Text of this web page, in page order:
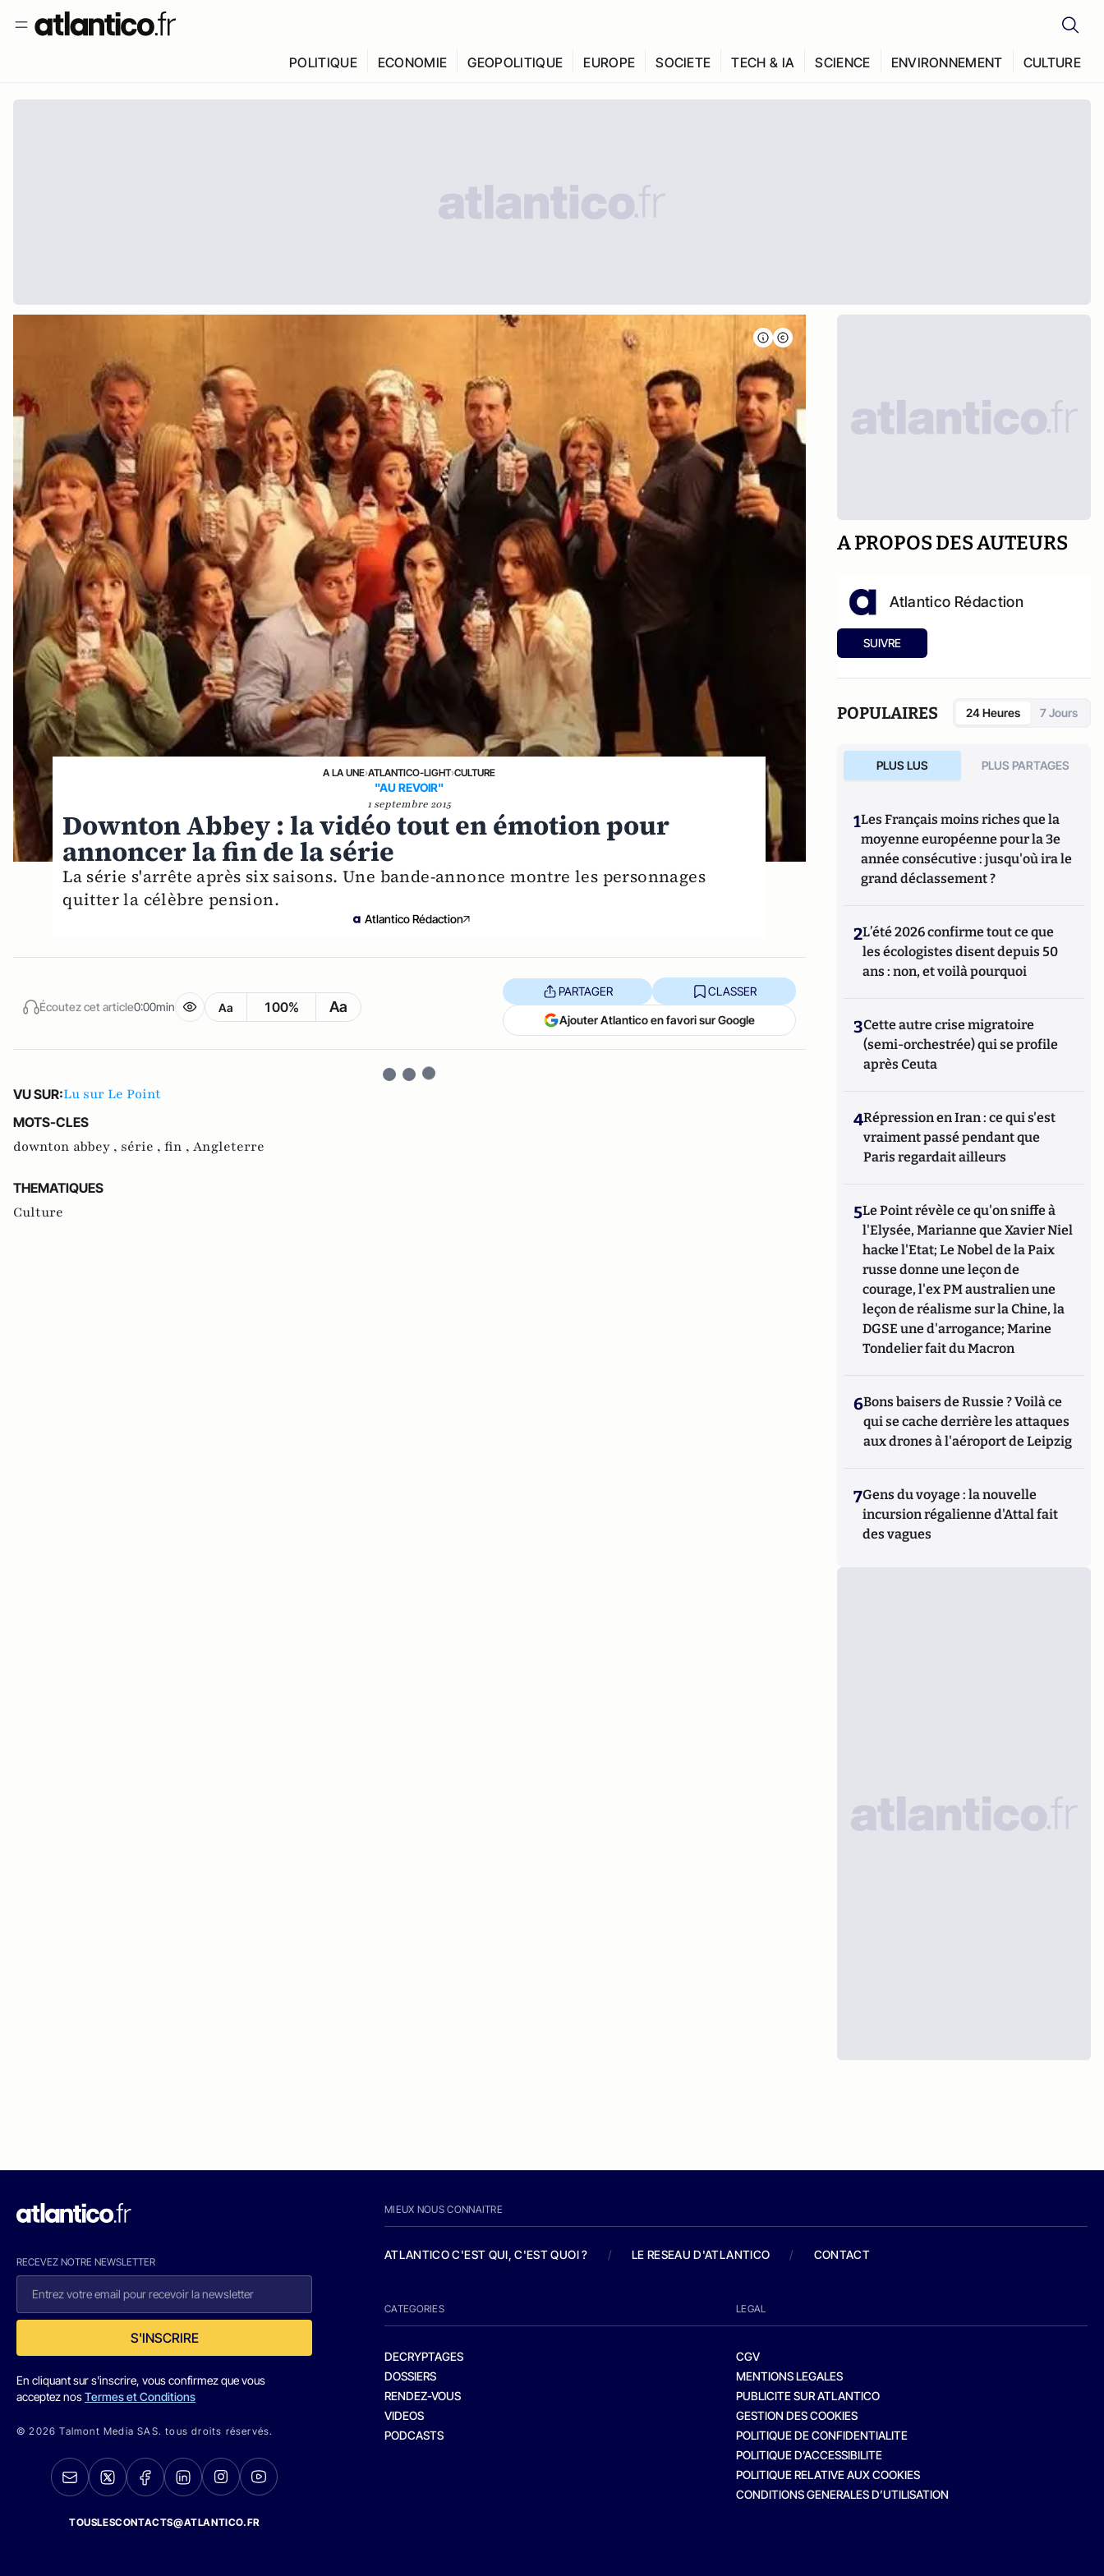
POLITIQUE ECONOMIE GEOPOLITIQUE EUROPE SOCIETE TECH & IA SCIENCE ENVIRONNEMENT CULTURE
A LA UNE›ATLANTICO-LIGHT›CULTURE
"AU REVOIR"
1 septembre 2015
Downton Abbey : la vidéo tout en émotion pour
annoncer la fin de la série
La série s'arrête après six saisons. Une bande-annonce montre les personnages
quitter la célèbre pension.
Atlantico Rédaction
Écoutez cet article0:00min Aa 100% Aa
PARTAGER CLASSER
Ajouter Atlantico en favori sur Google
VU SUR:Lu sur Le Point
MOTS-CLES
downton abbey , série , fin , Angleterre
THEMATIQUES
Culture
A PROPOS DES AUTEURS
Atlantico Rédaction
SUIVRE
POPULAIRES 24 Heures 7 Jours
PLUS LUS PLUS PARTAGES
1Les Français moins riches que la
moyenne européenne pour la 3e
année consécutive : jusqu'où ira le
grand déclassement ?
2L’été 2026 confirme tout ce que
les écologistes disent depuis 50
ans : non, et voilà pourquoi
3Cette autre crise migratoire
(semi-orchestrée) qui se profile
après Ceuta
4Répression en Iran : ce qui s'est
vraiment passé pendant que
Paris regardait ailleurs
5Le Point révèle ce qu'on sniffe à
l'Elysée, Marianne que Xavier Niel
hacke l'Etat; Le Nobel de la Paix
russe donne une leçon de
courage, l'ex PM australien une
leçon de réalisme sur la Chine, la
DGSE une d'arrogance; Marine
Tondelier fait du Macron
6Bons baisers de Russie ? Voilà ce
qui se cache derrière les attaques
aux drones à l'aéroport de Leipzig
7Gens du voyage : la nouvelle
incursion régalienne d'Attal fait
des vagues
RECEVEZ NOTRE NEWSLETTER
S'INSCRIRE
En cliquant sur s'inscrire, vous confirmez que vous
acceptez nosTermes et Conditions
© 2026 Talmont Media SAS. tous droits réservés.
TOUSLESCONTACTS@ATLANTICO.FR
MIEUX NOUS CONNAITRE
ATLANTICO C'EST QUI, C'EST QUOI ? / LE RESEAU D'ATLANTICO / CONTACT
CATEGORIES
DECRYPTAGES
DOSSIERS
RENDEZ-VOUS
VIDEOS
PODCASTS
LEGAL
CGV
MENTIONS LEGALES
PUBLICITE SUR ATLANTICO
GESTION DES COOKIES
POLITIQUE DE CONFIDENTIALITE
POLITIQUE D’ACCESSIBILITE
POLITIQUE RELATIVE AUX COOKIES
CONDITIONS GENERALES D’UTILISATION